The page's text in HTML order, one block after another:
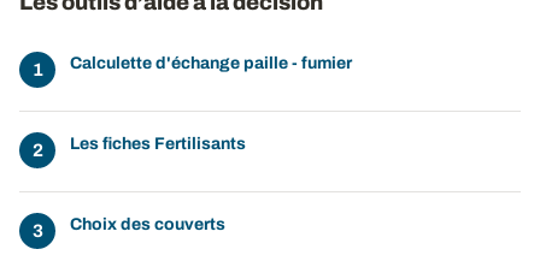
Calculette d'échange paille - fumier
Les fiches Fertilisants
Choix des couverts